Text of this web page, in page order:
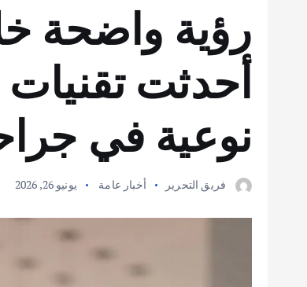
أحدثت تقنيات
نوعية في
فريق التحرير أخبار عامة يونيو 26, 2026